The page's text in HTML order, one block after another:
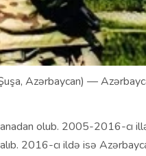
Azərbaycan) —
olub. 2005-2016-cı
2016-cı ildə isə